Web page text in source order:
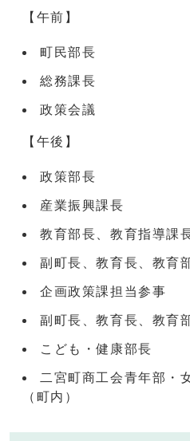
【午前】
町民部長
総務課長
政策会議
【午後】
政策部長
産業振興課長
教育部長、教育指導課
副町長、教育長、教育
企画政策課担当参事
副町長、教育長、教育
こども・健康部長
二宮町商工会青年部・
（町内）